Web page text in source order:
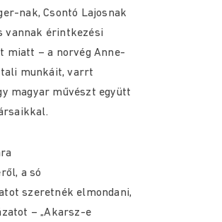
nak, Csontó Lajosnak
vannak érintkezési
miatt – a norvég Anne-
munkáit, varrt
magyar művészt együtt
a só
szeretnék elmondani,
– „Akarsz-e